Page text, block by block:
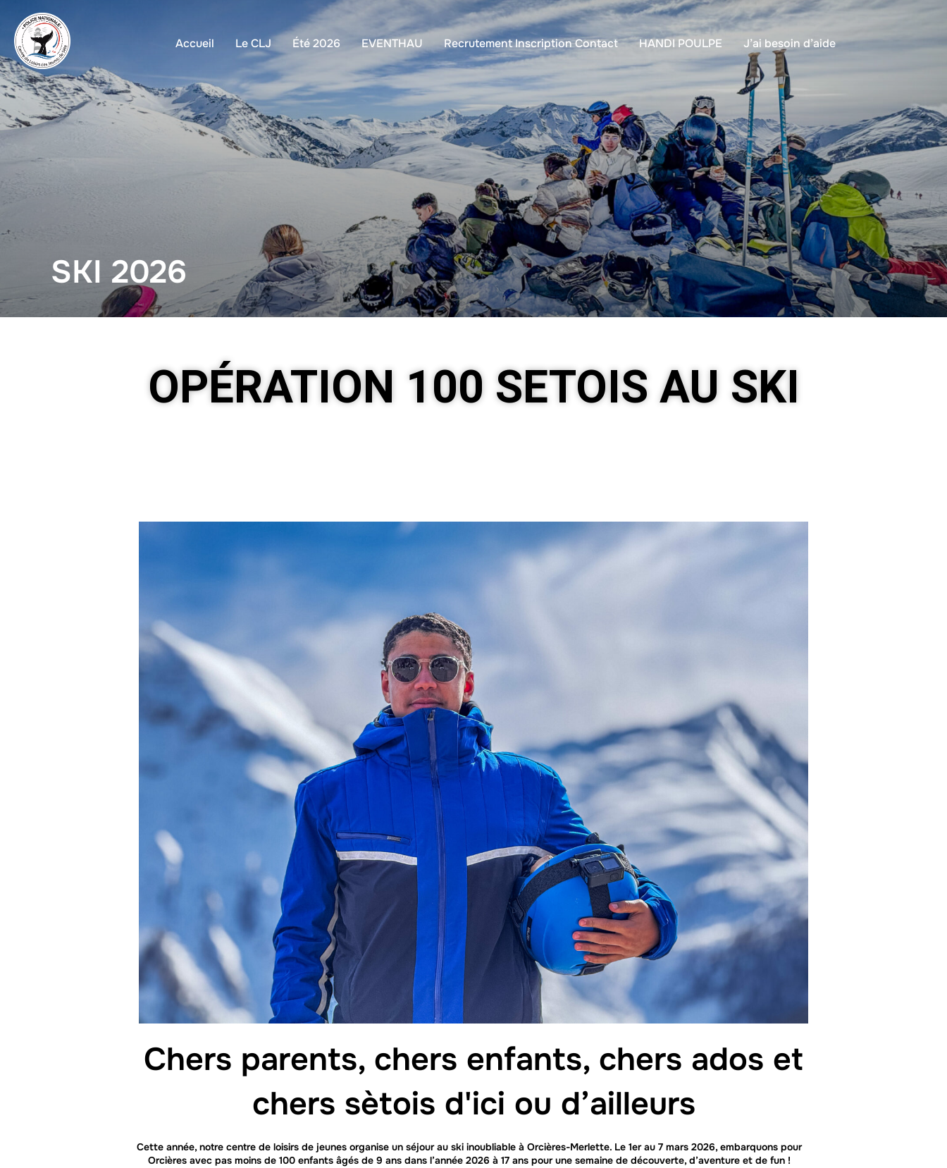
Accueil Le CLJ Été 2026 EVENTHAU Recrutement Inscription Contact HANDI POULPE J’ai besoin d’aide
SKI 2026
OPÉRATION 100 SETOIS AU SKI
Chers parents, chers enfants, chers ados et
chers sètois d'ici ou d’ailleurs
Cette année, notre centre de loisirs de jeunes organise un séjour au ski inoubliable à Orcières-Merlette. Le 1er au 7 mars 2026, embarquons pour
Orcières avec pas moins de 100 enfants âgés de 9 ans dans l’année 2026 à 17 ans pour une semaine de découverte, d’aventure et de fun !